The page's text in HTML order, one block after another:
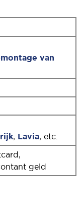
van
, Lavia, etc.
geld